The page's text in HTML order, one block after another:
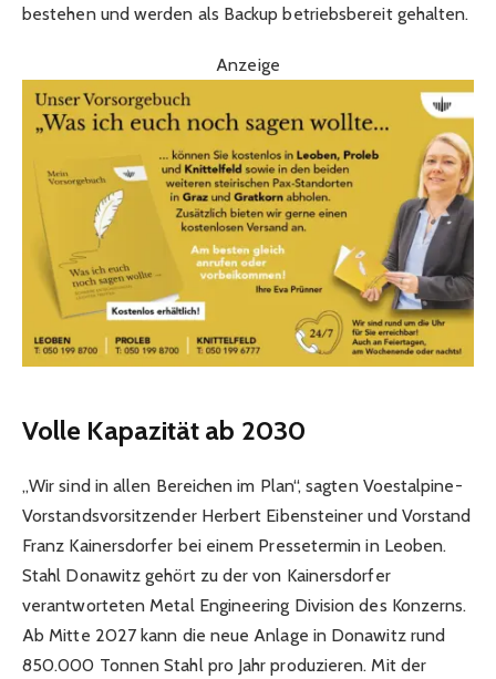
bestehen und werden als Backup betriebsbereit gehalten.
Anzeige
Volle Kapazität ab 2030
„Wir sind in allen Bereichen im Plan“, sagten Voestalpine-
Vorstandsvorsitzender Herbert Eibensteiner und Vorstand
Franz Kainersdorfer bei einem Pressetermin in Leoben.
Stahl Donawitz gehört zu der von Kainersdorfer
verantworteten Metal Engineering Division des Konzerns.
Ab Mitte 2027 kann die neue Anlage in Donawitz rund
850.000 Tonnen Stahl pro Jahr produzieren. Mit der